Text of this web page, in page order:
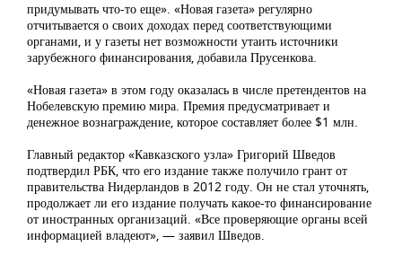
придумывать что-то еще». «Новая газета» регулярно
отчитывается о своих доходах перед соответствующими
органами, и у газеты нет возможности утаить источники
зарубежного финансирования, добавила Прусенкова.
«Новая газета» в этом году оказалась в числе претендентов на
Нобелевскую премию мира. Премия предусматривает и
денежное вознаграждение, которое составляет более $1 млн.
Главный редактор «Кавказского узла» Григорий Шведов
подтвердил РБК, что его издание также получило грант от
правительства Нидерландов в 2012 году. Он не стал уточнять,
продолжает ли его издание получать какое-то финансирование
от иностранных организаций. «Все проверяющие органы всей
информацией владеют», — заявил Шведов.